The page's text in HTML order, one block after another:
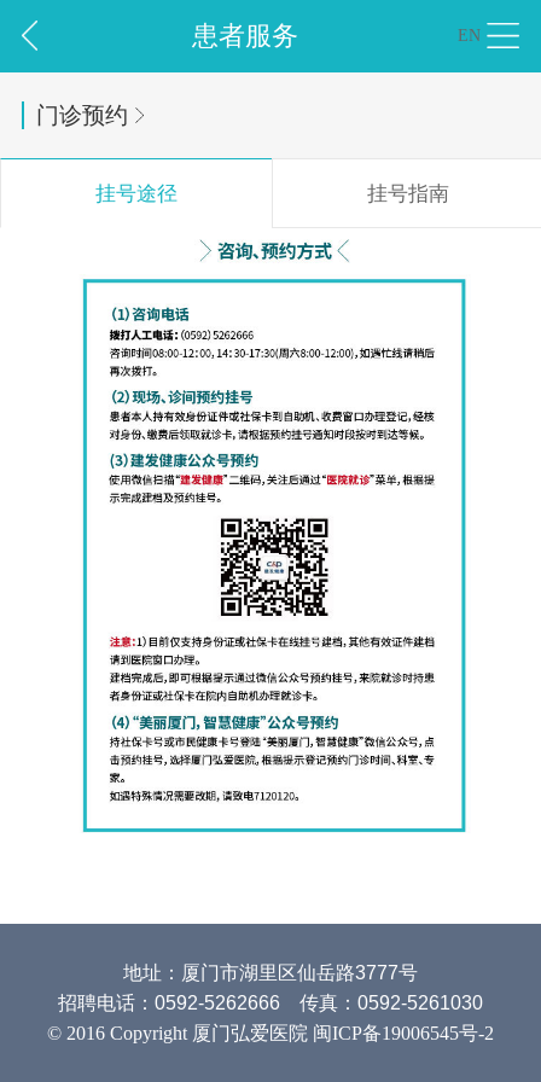
患者服务 EN
门诊预约
挂号途径 挂号指南
地址：厦门市湖里区仙岳路3777号
招聘电话：0592-5262666 传真：0592-5261030
© 2016 Copyright 厦门弘爱医院 闽ICP备19006545号-2